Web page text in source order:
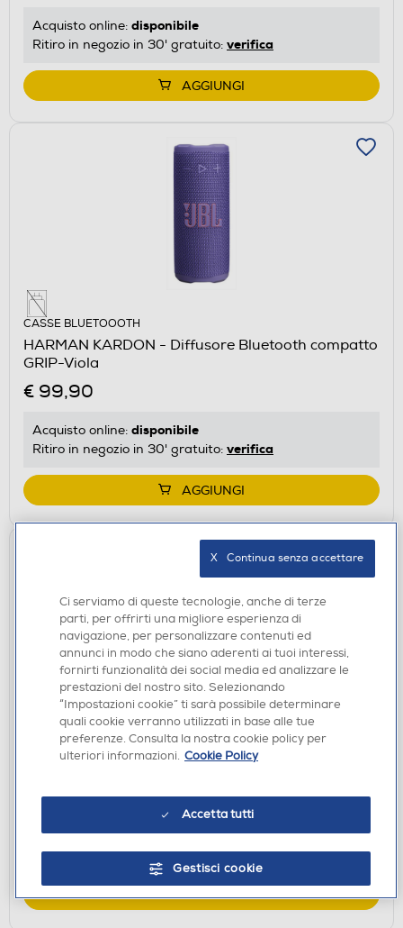
Acquisto online: disponibile
Ritiro in negozio in 30' gratuito: verifica
AGGIUNGI
CASSE BLUETOOOTH
HARMAN KARDON - Diffusore Bluetooth compatto
GRIP-Viola
€ 99,90
Acquisto online: disponibile
Ritiro in negozio in 30' gratuito: verifica
AGGIUNGI
CASSE BLUETOOOTH
CELLULARLINE - Speaker BTSPKMSHYPE10K-
€ 36,90
Acquisto online:disponibile
Ritiro in negozio in 30' gratuito:verifica
AGGIUNGI
Ci serviamo di queste tecnologie, anche di terze
parti, per offrirti una migliore esperienza di
navigazione, per personalizzare contenuti ed
annunci in modo che siano aderenti ai tuoi interessi,
fornirti funzionalità dei social media ed analizzare le
prestazioni del nostro sito. Selezionando
“Impostazioni cookie” ti sarà possibile determinare
quali cookie verranno utilizzati in base alle tue
preferenze. Consulta la nostra cookie policy per
ulteriori informazioni. Cookie Policy
Accetta tutti
Gestisci cookie
X   Continua senza accettare